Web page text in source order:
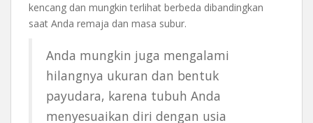
kencang dan mungkin terlihat berbeda dibandingkan
saat Anda remaja dan masa subur.
Anda mungkin juga mengalami
hilangnya ukuran dan bentuk
payudara, karena tubuh Anda
menyesuaikan diri dengan usia